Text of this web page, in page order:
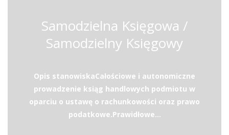
Samodzielna Księgowa /
Samodzielny Księgowy
Opis stanowiskaCałościowe i autonomiczne
prowadzenie ksiąg handlowych podmiotu w
oparciu o ustawę o rachunkowości oraz prawo
podatkowe.Prawidłowe...